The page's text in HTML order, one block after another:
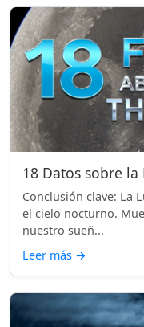
18 Datos sobre la
Conclusión clave: La
el cielo nocturno.
nuestro sueñ...
Leer más →